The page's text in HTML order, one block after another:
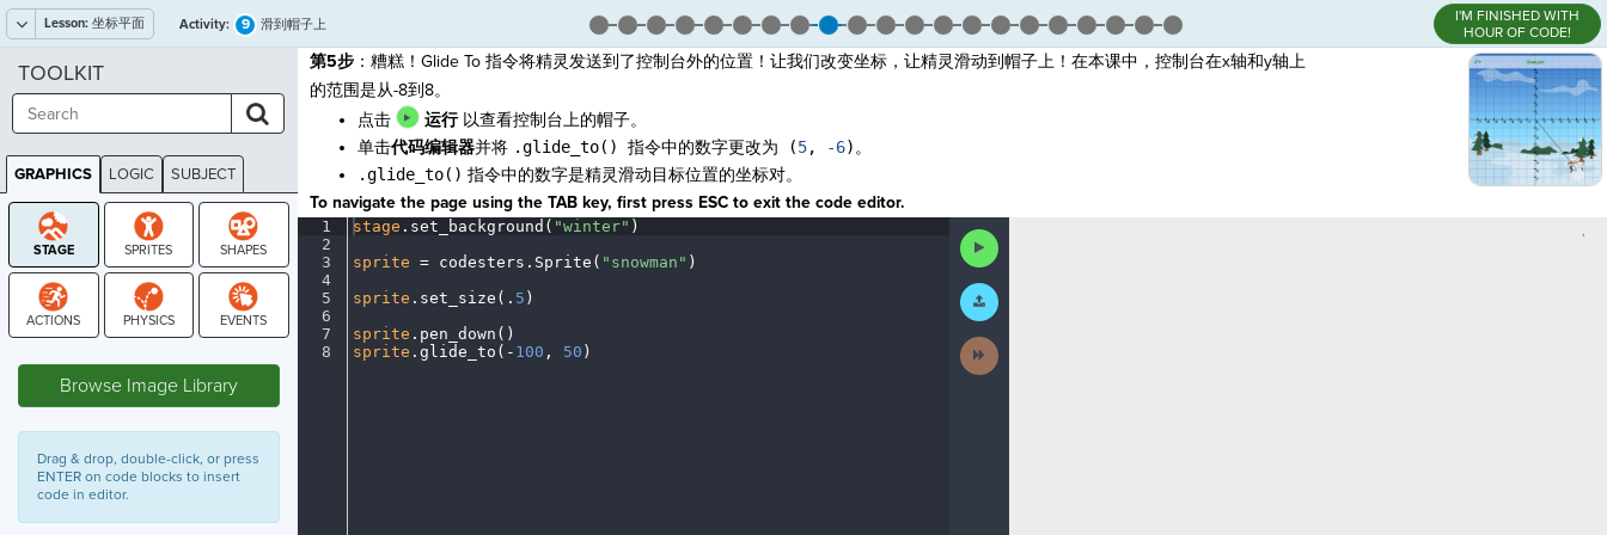
Lesson: 坐标平面 Activity: 9 滑到帽子上
I'M FINISHED WITH
HOUR OF CODE!
第5步：糟糕！Glide To 指令将精灵发送到了控制台外的位置！让我们改变坐标，让精灵滑动到帽子上！在本课中，控制台在x轴和y轴上
的范围是从-8到8。
点击
运行以查看控制台上的帽子。
单击代码编辑器并将 .glide_to() 指令中的数字更改为 (5, -6)。
.glide_to() 指令中的数字是精灵滑动目标位置的坐标对。
To navigate the page using the TAB key, first press ESC to exit the code editor.
1
2
3
4
5
6
7
8
stage . set_background( "winter" )
sprite =· codesters . Sprite( "snowman" )
sprite . set_size( . 5 )
sprite . pen_down()
sprite . glide_to( - 100 , 50 )
Run
Code
Submit
Work
Next
Activity
,
TOOLKIT
GRAPHICS LOGIC SUBJECT
GRAPHICS
Browse Image Library
Drag & drop, double-click, or press
ENTER on code blocks to insert
code in editor.